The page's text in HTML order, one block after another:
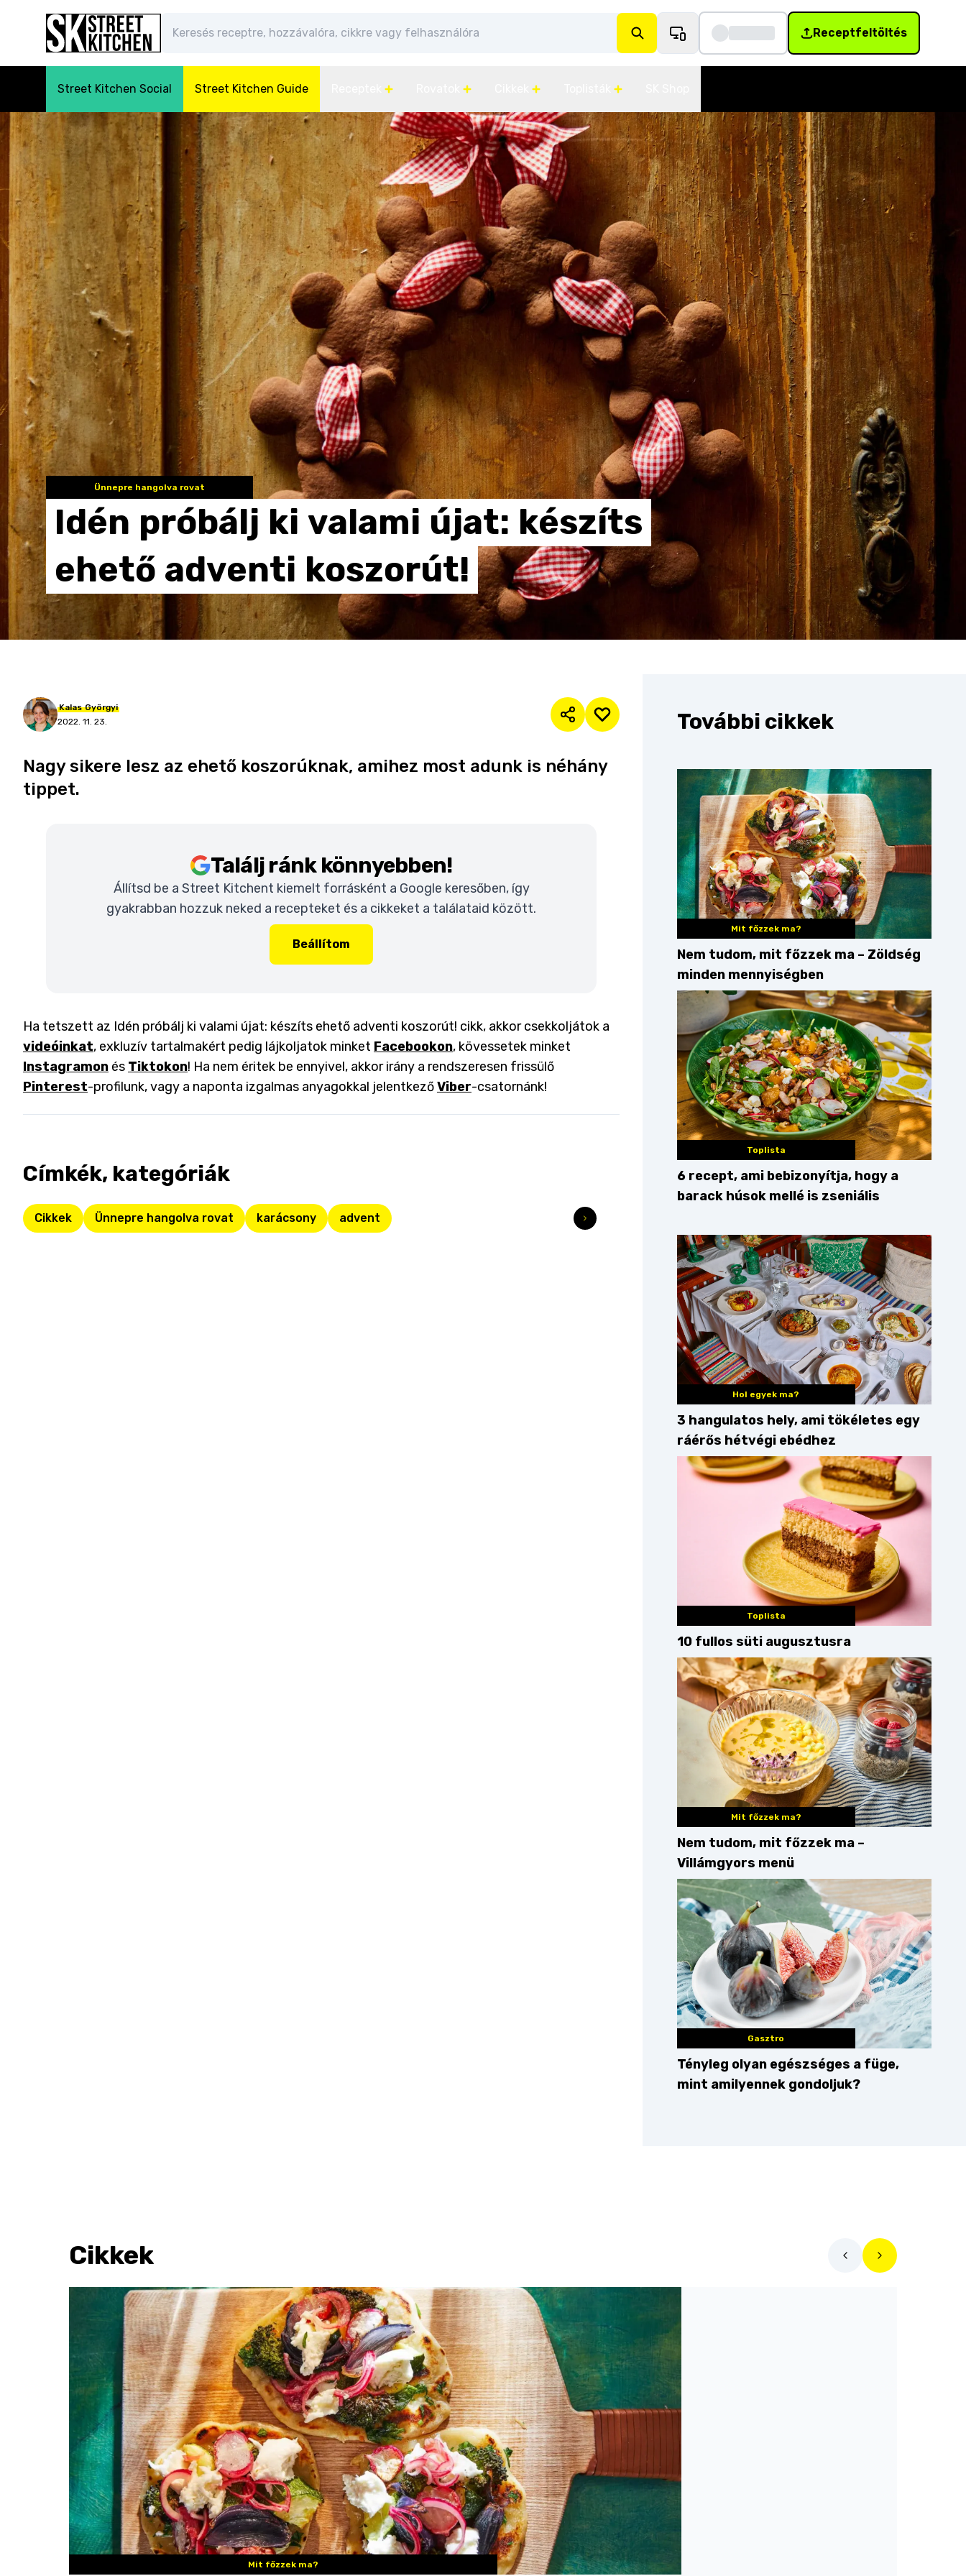
Receptfeltöltés
Street Kitchen Social Street Kitchen Guide
Ünnepre hangolva rovat
Idén próbálj ki valami újat: készíts
ehető adventi koszorút!
Kalas Györgyi
2022. 11. 23.
Nagy sikere lesz az ehető koszorúknak, amihez most adunk is néhány
tippet.
Találj ránk könnyebben!
Állítsd be a Street Kitchent kiemelt forrásként a Google keresőben, így
gyakrabban hozzuk neked a recepteket és a cikkeket a találataid között.
Beállítom
Ha tetszett az Idén próbálj ki valami újat: készíts ehető adventi koszorút! cikk, akkor csekkoljátok a
videóinkat, exkluzív tartalmakért pedig lájkoljatok minket Facebookon, kövessetek minket
Instagramon és Tiktokon! Ha nem éritek be ennyivel, akkor irány a rendszeresen frissülő
Pinterest-profilunk, vagy a naponta izgalmas anyagokkal jelentkezőViber-csatornánk!
Címkék, kategóriák
Cikkek Ünnepre hangolva rovat karácsony advent
További cikkek
Mit főzzek ma?
Nem tudom, mit főzzek ma – Zöldség
minden mennyiségben
Toplista
6 recept, ami bebizonyítja, hogy a
barack húsok mellé is zseniális
Hol egyek ma?
3 hangulatos hely, ami tökéletes egy
ráérős hétvégi ebédhez
Toplista
10 fullos süti augusztusra
Mit főzzek ma?
Nem tudom, mit főzzek ma –
Villámgyors menü
Gasztro
Tényleg olyan egészséges a füge,
mint amilyennek gondoljuk?
Cikkek
Mit főzzek ma?